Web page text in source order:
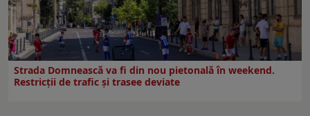
Strada Domnească va fi din nou pietonală în weekend.
Restricţii de trafic şi trasee deviate